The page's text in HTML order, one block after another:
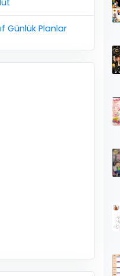
Günlük Planlar